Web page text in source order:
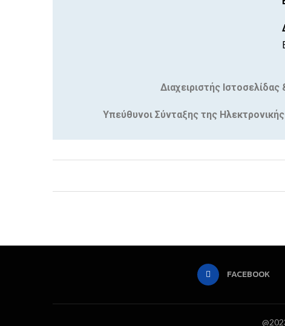
Διαχειριστής
Υπεύθυνοι Σύνταξης της
FACEBOOK